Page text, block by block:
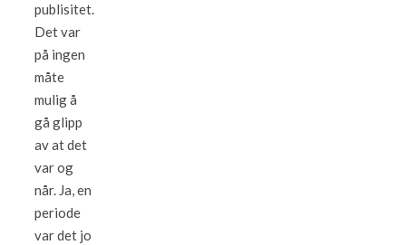
publisitet.
Det var
på ingen
måte
mulig å
gå glipp
av at det
var og
når. Ja, en
periode
var det jo